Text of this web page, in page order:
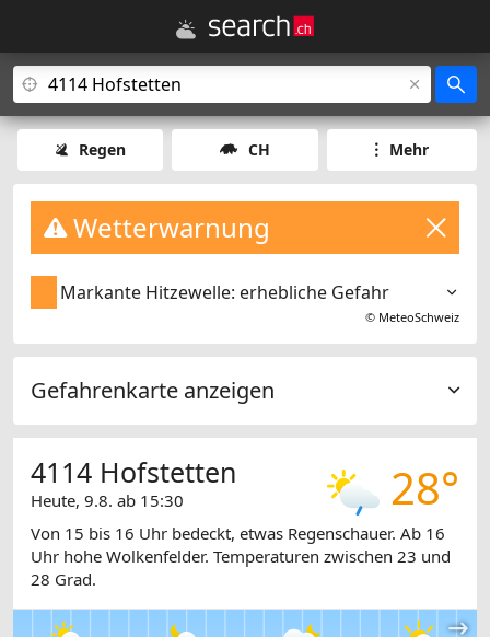
Regen CH Mehr
Wetterwarnung
Markante Hitzewelle: erhebliche Gefahr
© MeteoSchweiz
Gefahrenkarte anzeigen
28°
4114 Hofstetten
Heute, 9.8. ab 15:30
Von 15 bis 16 Uhr bedeckt, etwas Regenschauer. Ab 16
Uhr hohe Wolkenfelder. Temperaturen zwischen 23 und
28 Grad.